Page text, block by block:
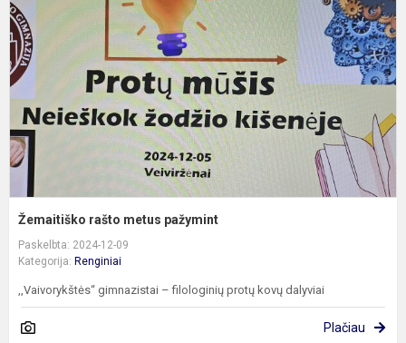
Žemaitiško rašto metus pažymint
Paskelbta: 2024-12-09
Kategorija: Renginiai
,,Vaivorykštės“ gimnazistai – filologinių protų kovų dalyviai
Plačiau